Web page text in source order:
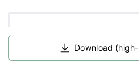
Download